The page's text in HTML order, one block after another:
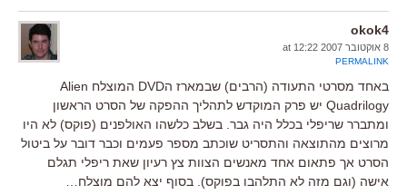
okok4
8 אוקטובר 2007 at 12:22
PERMALINK
באחד מסרטי התעודה (הרבים) שבמארז הDVD המוצלח Alien
Quadrilogy יש פרק המוקדש לתהליך ההפקה של הסרט הראשון
ומתברר שריפלי בכלל היה גבר. בשלב כלשהו האולפנים (פוקס) לא היו
מרוצים מהתוצאה והתסריט שוכתב מספר פעמים וכבר דובר על ביטול
הסרט אך פתאום אחד מאנשים הצוות צץ רעיון שאת ריפלי תגלם
אישה (וגם מזה לא התלהבו בפוקס). בסוף יצא להם מוצלח…